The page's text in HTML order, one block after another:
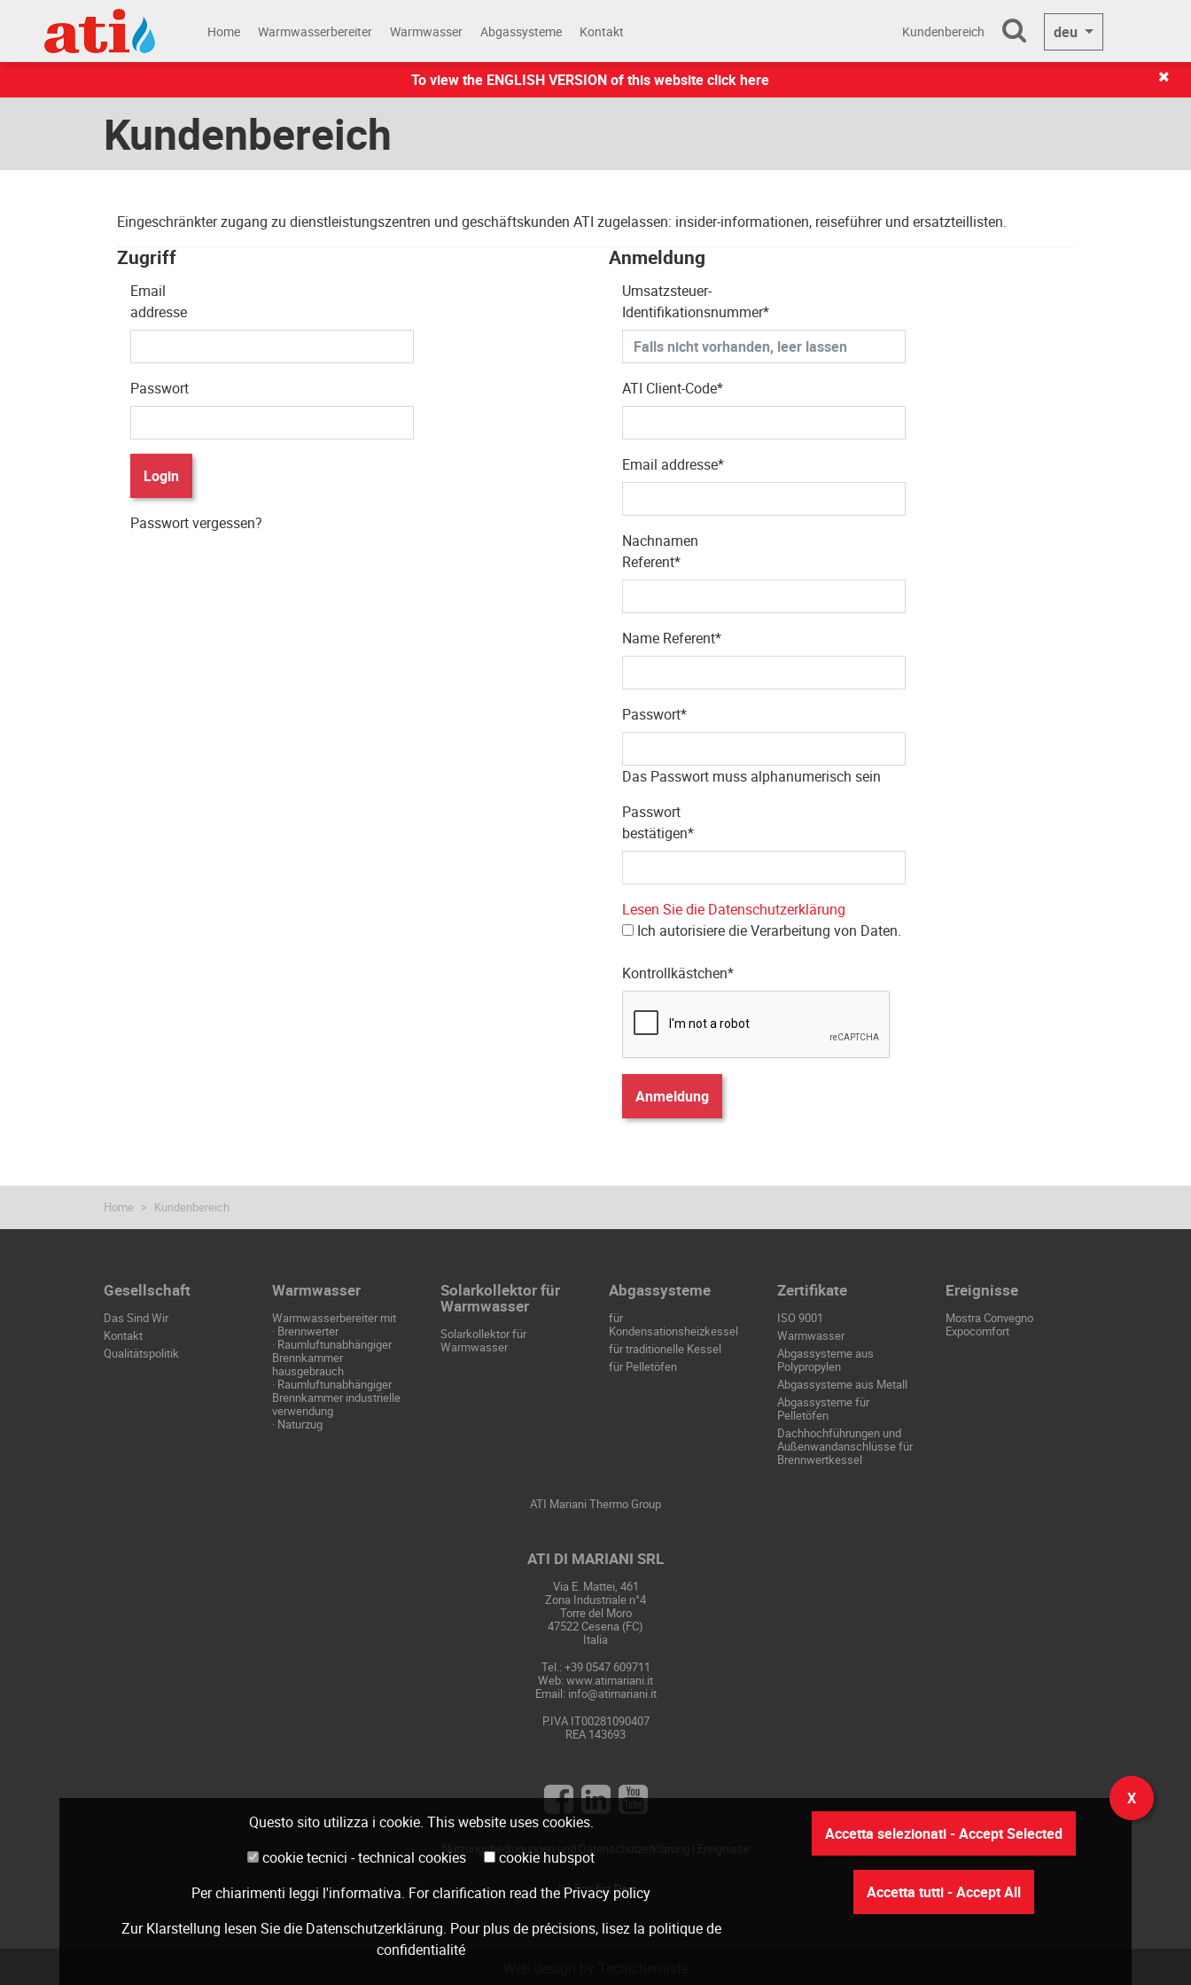
Questo sito utilizza i cookie. This website uses cookies.
cookie tecnici - technical cookies
cookie hubspot
Per chiarimenti leggi l'informativa. For clarification read the Privacy policy
Zur Klarstellung lesen Sie die Datenschutzerklärung. Pour plus de précisions, lisez la politique de
confidentialité
Accetta selezionati - Accept Selected
Accetta tutti - Accept All
X
To view the ENGLISH VERSION of this website click here
Home Warmwasserbereiter Warmwasser Abgassysteme Kontakt Kundenbereich deu
Kundenbereich
Eingeschränkter zugang zu dienstleistungszentren und geschäftskunden ATI zugelassen: insider-informationen, reiseführer und ersatzteillisten.
Zugriff
Email
addresse
Passwort
Login
Passwort vergessen?
Anmeldung
Umsatzsteuer-
Identifikationsnummer*
ATI Client-Code*
Email addresse*
Nachnamen
Referent*
Name Referent*
Passwort*
Das Passwort muss alphanumerisch sein
Passwort
bestätigen*
Lesen Sie die Datenschutzerklärung
Ich autorisiere die Verarbeitung von Daten.
Kontrollkästchen*
Anmeldung
Home Kundenbereich
Gesellschaft
Das Sind Wir
Kontakt
Qualitätspolitik
Warmwasser
Warmwasserbereiter mit
· Brennwerter
· Raumluftunabhängiger
Brennkammer
hausgebrauch
· Raumluftunabhängiger
Brennkammer industrielle
verwendung
· Naturzug
Solarkollektor für
Warmwasser
Solarkollektor für
Warmwasser
Abgassysteme
für
Kondensationsheizkessel
für traditionelle Kessel
für Pelletöfen
Zertifikate
ISO 9001
Warmwasser
Abgassysteme aus
Polypropylen
Abgassysteme aus Metall
Abgassysteme für
Pelletöfen
Dachhochführungen und
Außenwandanschlüsse für
Brennwertkessel
Ereignisse
Mostra Convegno
Expocomfort
ATI Mariani Thermo Group
ATI DI MARIANI SRL
Via E. Mattei, 461
Zona Industriale n°4
Torre del Moro
47522 Cesena (FC)
Italia
Tel.: +39 0547 609711
Web: www.atimariani.it
Email: info@atimariani.it
P.IVA IT00281090407
REA 143693
Nutzungsbedingungen und Datenschutzerklärung
ItaEng Fra Deu